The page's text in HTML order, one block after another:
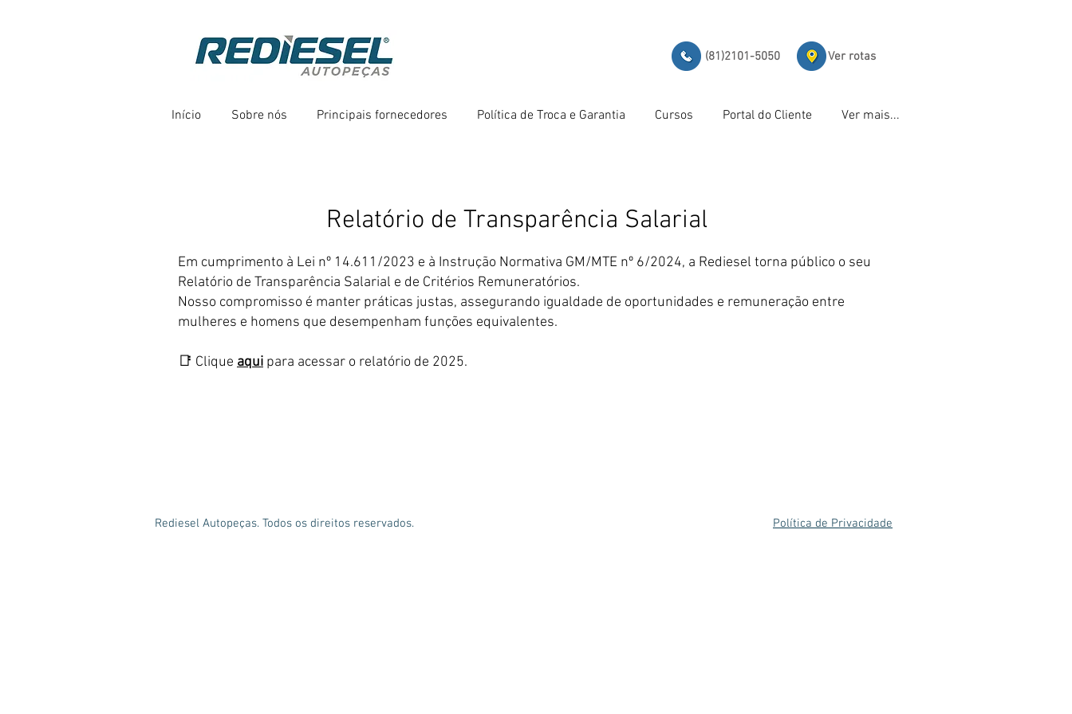
(81)2101-5050 Ver rotas
Início Sobre nós Principais fornecedores Política de Troca e Garantia Cursos Portal do Cliente Ver mais...
Relatório de Transparência Salarial
Em cumprimento à Lei nº 14.611/2023 e à Instrução Normativa GM/MTE nº 6/2024, a Rediesel torna público o seu
Relatório de Transparência Salarial e de Critérios Remuneratórios.
Nosso compromisso é manter práticas justas, assegurando igualdade de oportunidades e remuneração entre
mulheres e homens que desempenham funções equivalentes.
📑 Clique aqui para acessar o relatório de 2025.
Rediesel Autopeças. Todos os direitos reservados. Política de Privacidade